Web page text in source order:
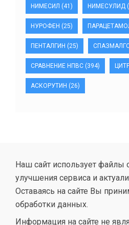
НИМЕСИЛ (41) НИМЕСУЛИД
НУРОФЕН (25)
ПЕНТАЛГИН (25)
СРАВНЕНИЕ НПВС (394)
АСКОРУТИН (26)
Наш сайт использует файлы
улучшения сервиса и
Оставаясь на сайте Вы
обработки данных.
Информация на сайте не